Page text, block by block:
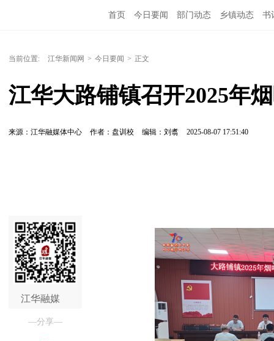
首页 今日要闻 部门动态 乡镇动态 书
当前位置: 江华新闻网 > 今日要闻 > 正文
江华大路铺镇召开2025年
来源：江华融媒体中心 作者：盘训校 编辑：刘翥 2025-08-07 17:51:40
江华融媒
—分享—